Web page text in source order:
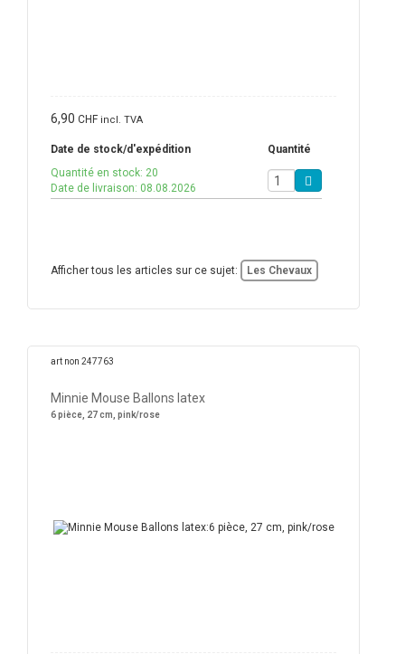
6,90 CHF incl. TVA
Date de stock/d'expédition
Quantité
Quantité en stock: 20
Date de livraison: 08.08.2026
Afficher tous les articles sur ce sujet: Les Chevaux
art non 247763
Minnie Mouse Ballons latex
6 pièce, 27 cm, pink/rose